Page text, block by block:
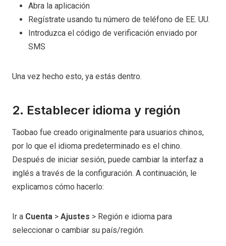
Abra la aplicación
Regístrate usando tu número de teléfono de EE. UU.
Introduzca el código de verificación enviado por
SMS
Una vez hecho esto, ya estás dentro.
2. Establecer idioma y región
Taobao fue creado originalmente para usuarios chinos,
por lo que el idioma predeterminado es el chino.
Después de iniciar sesión, puede cambiar la interfaz a
inglés a través de la configuración. A continuación, le
explicamos cómo hacerlo:
Ir a Cuenta > Ajustes > Región e idioma para
seleccionar o cambiar su país/región.